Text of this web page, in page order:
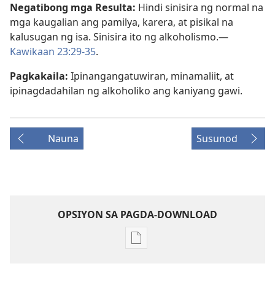
Negatibong mga Resulta: Hindi sinisira ng normal na
mga kaugalian ang pamilya, karera, at pisikal na
kalusugan ng isa. Sinisira ito ng alkoholismo.​—
Kawikaan 23:29-35.
Pagkakaila: Ipinangangatuwiran, minamaliit, at
ipinagdadahilan ng alkoholiko ang kaniyang gawi.
Nauna Susunod
OPSIYON SA PAGDA-DOWNLOAD
Opsiyon